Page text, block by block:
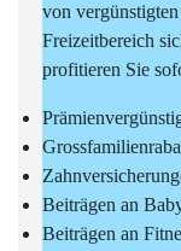
von
Freizeitbereich
profitieren Sie
Beiträgen an
Beiträgen an